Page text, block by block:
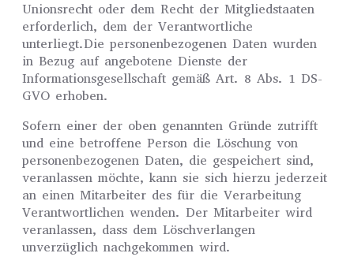
Unionsrecht oder dem Recht der Mitgliedstaaten
erforderlich, dem der Verantwortliche
unterliegt.Die personenbezogenen Daten wurden
in Bezug auf angebotene Dienste der
Informationsgesellschaft gemäß Art. 8 Abs. 1 DS-
GVO erhoben.
Sofern einer der oben genannten Gründe zutrifft
und eine betroffene Person die Löschung von
personenbezogenen Daten, die gespeichert sind,
veranlassen möchte, kann sie sich hierzu jederzeit
an einen Mitarbeiter des für die Verarbeitung
Verantwortlichen wenden. Der Mitarbeiter wird
veranlassen, dass dem Löschverlangen
unverzüglich nachgekommen wird.